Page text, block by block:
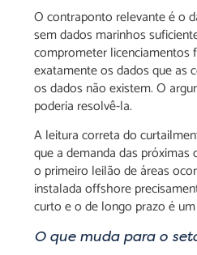
O contraponto relevante é o
sem dados marinhos
comprometer licenciamentos
exatamente os dados que as
os dados não existem. O
poderia resolvê-la.
A leitura correta do
que a demanda das
o primeiro leilão de áreas
instalada offshore
curto e o de longo prazo é
O que muda para o